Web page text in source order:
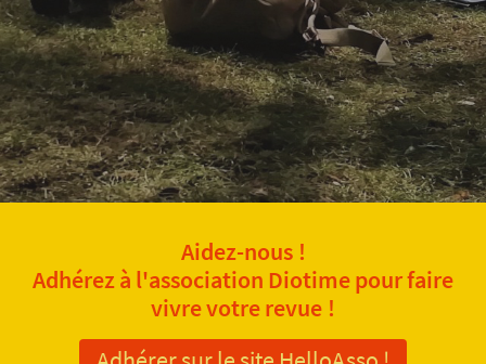
Aidez-nous !
Adhérez à l'association Diotime pour faire
vivre votre revue !